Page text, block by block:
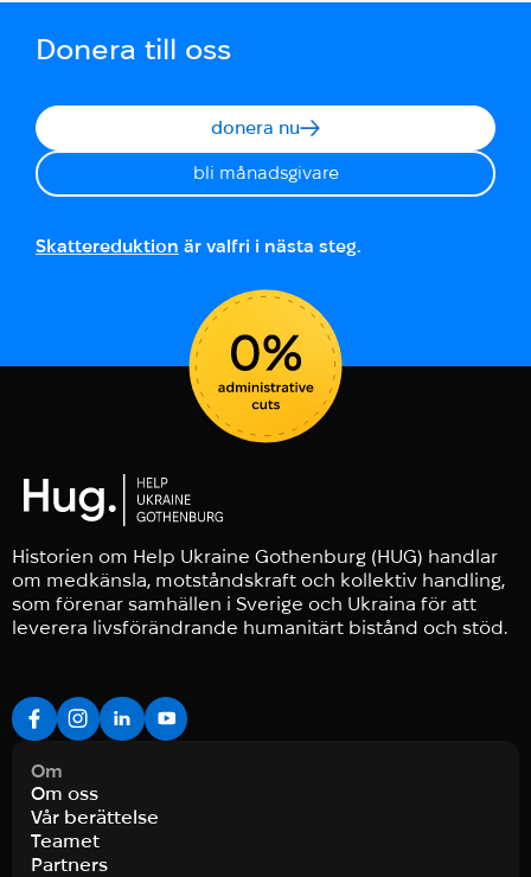
Donera till oss
donera nu
bli månadsgivare
Skattereduktion är valfri i nästa steg.
Historien om Help Ukraine Gothenburg (HUG) handlar
om medkänsla, motståndskraft och kollektiv handling,
som förenar samhällen i Sverige och Ukraina för att
leverera livsförändrande humanitärt bistånd och stöd.
Om
Om oss
Vår berättelse
Teamet
Partners